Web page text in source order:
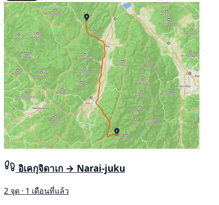
อิเคกุจิดาเก → Narai-juku
2 จุด · 1 เดือนที่แล้ว